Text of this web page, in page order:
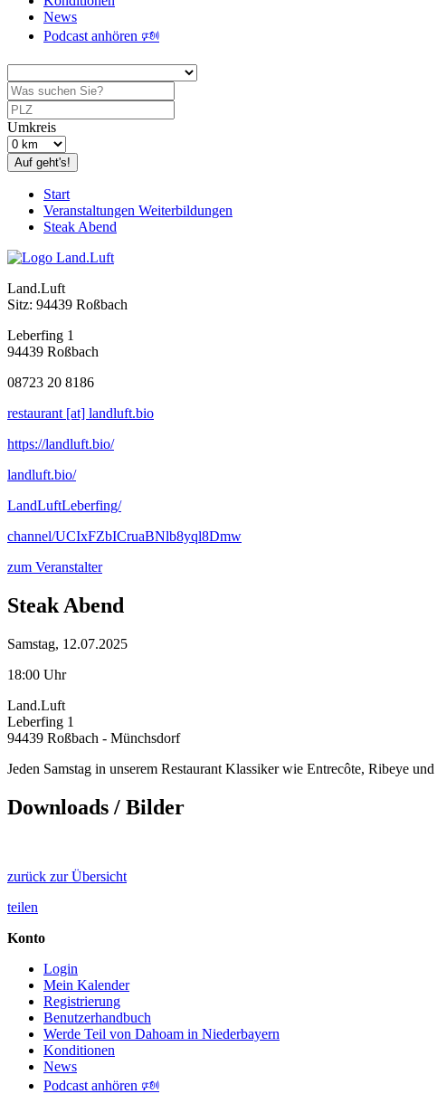
News
Podcast anhören 🕬
Umkreis
Auf geht's!
Start
Veranstaltungen Weiterbildungen
Steak Abend
Land.Luft
Sitz: 94439 Roßbach
Leberfing 1
94439 Roßbach
08723 20 8186
restaurant [at] landluft.bio
https://landluft.bio/
landluft.bio/
LandLuftLeberfing/
channel/UCIxFZbICruaBNlb8yql8Dmw
zum Veranstalter
Steak Abend
Samstag, 12.07.2025
18:00 Uhr
Land.Luft
Leberfing 1
94439 Roßbach - Münchsdorf
Jeden Samstag in unserem Restaurant Klassiker wie Entrecôte, Ribeye
Downloads / Bilder
zurück zur Übersicht
teilen
Konto
Login
Mein Kalender
Registrierung
Benutzerhandbuch
Werde Teil von Dahoam in Niederbayern
Konditionen
News
Podcast anhören 🕬